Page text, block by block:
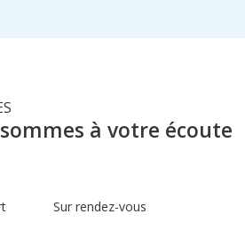
à votre écoute
Sur rendez-vous